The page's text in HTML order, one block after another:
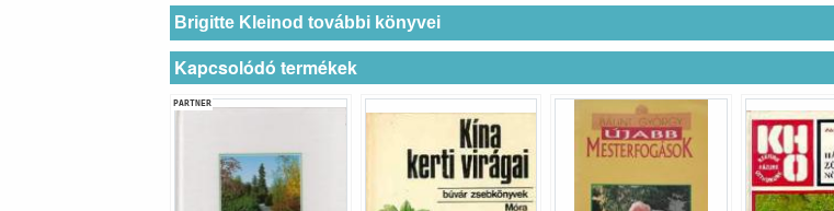
Brigitte Kleinod további könyvei
Kapcsolódó termékek
PARTNER